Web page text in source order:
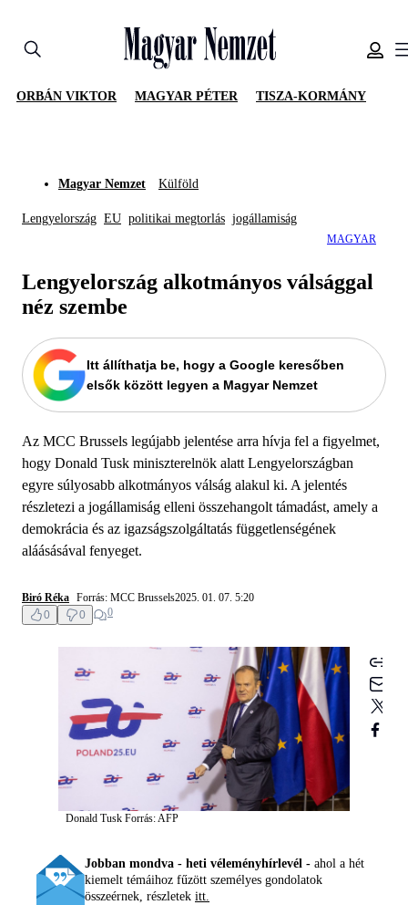
ORBÁN VIKTOR MAGYAR PÉTER TISZA-KORMÁNY
Magyar Nemzet Külföld
Lengyelország EU politikai megtorlás jogállamiság
MAGYAR
Lengyelország alkotmányos válsággal
néz szembe
Itt állíthatja be, hogy a Google keresőben
elsők között legyen a Magyar Nemzet
Az MCC Brussels legújabb jelentése arra hívja fel a figyelmet,
hogy Donald Tusk miniszterelnök alatt Lengyelországban
egyre súlyosabb alkotmányos válság alakul ki. A jelentés
részletezi a jogállamiság elleni összehangolt támadást, amely a
demokrácia és az igazságszolgáltatás függetlenségének
aláásásával fenyeget.
Biró Réka Forrás: MCC Brussels2025. 01. 07. 5:20
0
0 0
Donald Tusk Forrás: AFP
Jobban mondva - heti véleményhírlevél - ahol a hét
kiemelt témáihoz fűzött személyes gondolatok
összeérnek, részletek itt.